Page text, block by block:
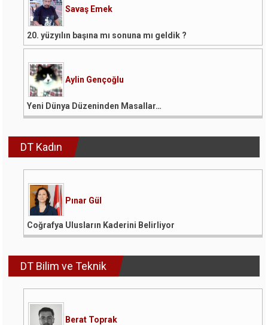
Savaş Emek
20. yüzyılın başına mı sonuna mı geldik ?
Aylin Gençoğlu
Yeni Dünya Düzeninden Masallar…
DT Kadın
Pınar Gül
Coğrafya Ulusların Kaderini Belirliyor
DT Bilim ve Teknik
Berat Toprak